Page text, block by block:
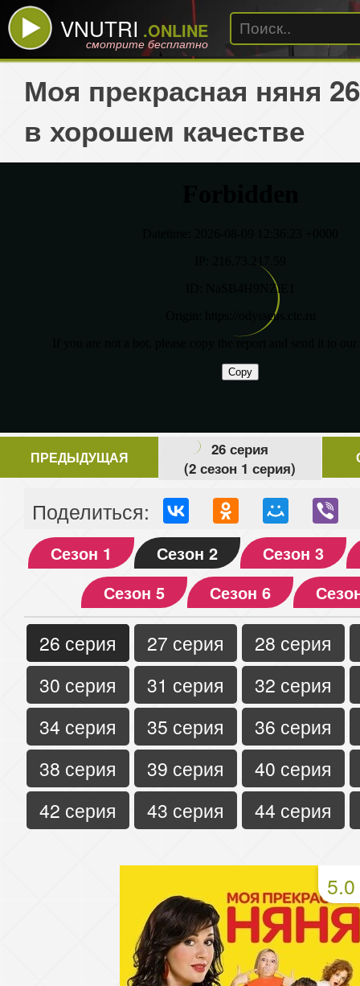
VNUTRI .ONLINE
смотрите бесплатно
Моя прекрасная няня
в хорошем качестве
ПРЕДЫДУЩАЯ
26 серия
(2 сезон 1 серия)
Поделиться:
Сезон 1 Сезон 2
Сезон 3
Сезон 5
Сезон 6
26 серия 27 серия
28 серия
30 серия
31 серия
32 серия
34 серия
35 серия
36 серия
38 серия
39 серия
40 серия
42 серия
43 серия 44 серия
5.0